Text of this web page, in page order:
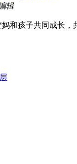
辑
和孩子共同成长，